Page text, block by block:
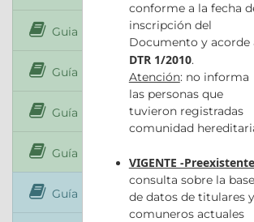
Guia Rápida HIPOTECA DIVISIBLE
Guía Rápida de RECALCULO de
Guía Rápida de Autogestión de VEPs
Guía Rápida de Beneficiario Final
Guía Rápida Presentación Digital
conforme a la fecha
inscripción del
Documento y acorde
DTR 1/2010.
Atención: no informa
las personas que
tuvieron registradas
comunidad
VIGENTE -
consulta sobre la base
de datos de titulares y
comuneros actuales